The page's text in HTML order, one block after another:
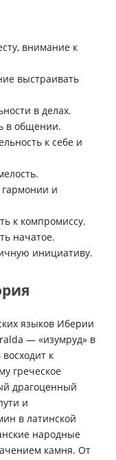
внимание к
выстраивать
в делах.
в общении.
к себе и
и
к компромиссу.
начатое.
инициативу.
языков Иберии
— «изумруд» в
к
греческое
драгоценный
и
в латинской
народные
камня. От